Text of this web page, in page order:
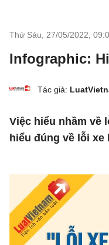
Thứ Sáu, 27/05/2022
Infographic:
Tác giả:
Việc hiểu nhầm về
hiểu đúng về lỗi